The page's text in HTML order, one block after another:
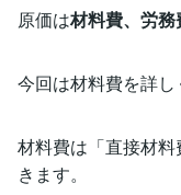
原価は材料費、労
今回は材料費を詳し
材料費は「直接材
きます。